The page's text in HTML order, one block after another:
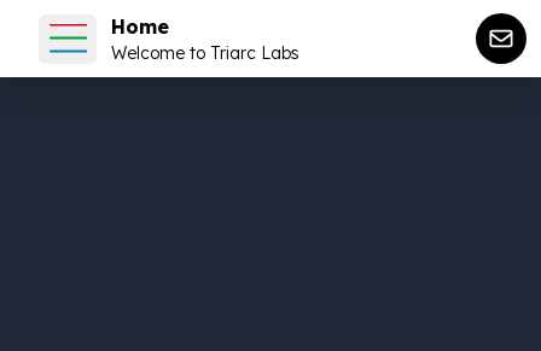
Home
Welcome to Triarc Labs